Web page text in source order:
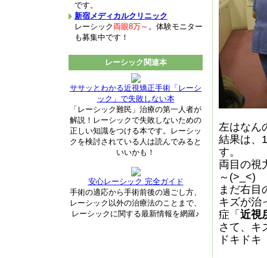
左はなん
結果は、
す。
両目の視
～(>_<)
まだ右目
キズが治
症「 近視
さて、キ
ドキドキ
です。
新宿メディカルクリニック
レーシック両眼8万～ 。体験モニター
も募集中です！
レーシック関連本
ササッとわかる近視矯正手術「レーシ
ック」で失敗しない本
「レーシック難民」治療の第一人者が
解説！レーシックで失敗しないための
正しい知識をつける本です。レーシッ
クを検討されている人は読んでみると
いいかも！
安心レーシック 完全ガイド
手術の適応から手術前後の過ごし方、
レーシック以外の治療法のことまで、
レーシックに関する最新情報を網羅♪